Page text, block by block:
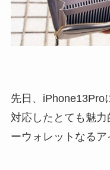
先日、iPhone13Pro
対応したとても魅
ーウォレットなるア